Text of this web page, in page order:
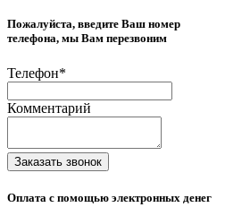
Пожалуйста, введите Ваш номер
телефона, мы Вам перезвоним
Телефон*
Комментарий
Заказать звонок
Оплата с помощью электронных денег